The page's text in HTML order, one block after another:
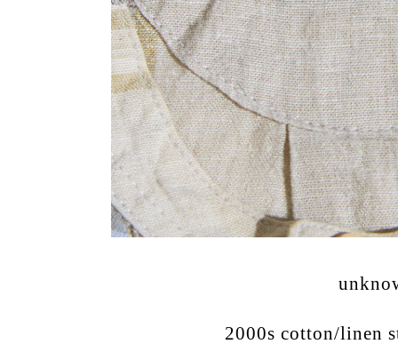
2000s cotton/linen